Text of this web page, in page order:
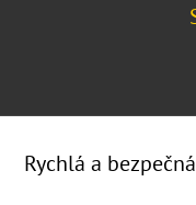
Rychlá a